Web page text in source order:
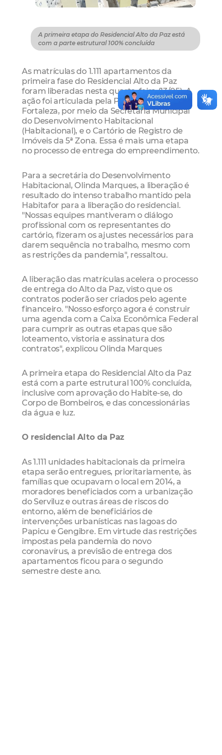
A primeira etapa do Residencial Alto da Paz está
com a parte estrutural 100% concluída
As matrículas do 1.111 apartamentos da
primeira fase do Residencial Alto da Paz
foram liberadas nesta quarta-feira (13/05). A
ação foi articulada pela Prefeitura de
Fortaleza, por meio da Secretaria Municipal
do Desenvolvimento Habitacional
(Habitacional), e o Cartório de Registro de
Imóveis da 5ª Zona. Essa é mais uma etapa
no processo de entrega do empreendimento.
Para a secretária do Desenvolvimento
Habitacional, Olinda Marques, a liberação é
resultado do intenso trabalho mantido pela
Habitafor para a liberação do residencial.
"Nossas equipes mantiveram o diálogo
profissional com os representantes do
cartório, fizeram os ajustes necessários para
darem sequência no trabalho, mesmo com
as restrições da pandemia", ressaltou.
A liberação das matrículas acelera o processo
de entrega do Alto da Paz, visto que os
contratos poderão ser criados pelo agente
financeiro. "Nosso esforço agora é construir
uma agenda com a Caixa Econômica Federal
para cumprir as outras etapas que são
loteamento, vistoria e assinatura dos
contratos", explicou Olinda Marques
A primeira etapa do Residencial Alto da Paz
está com a parte estrutural 100% concluída,
inclusive com aprovação do Habite-se, do
Corpo de Bombeiros, e das concessionárias
da água e luz.
O residencial Alto da Paz
As 1.111 unidades habitacionais da primeira
etapa serão entregues, prioritariamente, às
famílias que ocupavam o local em 2014, a
moradores beneficiados com a urbanização
do Serviluz e outras áreas de riscos do
entorno, além de beneficiários de
intervenções urbanísticas nas lagoas do
Papicu e Gengibre. Em virtude das restrições
impostas pela pandemia do novo
coronavírus, a previsão de entrega dos
apartamentos ficou para o segundo
semestre deste ano.